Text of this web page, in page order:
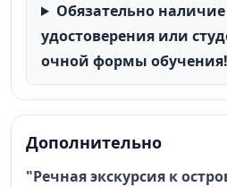
Обязательно
удостоверения или
очной формы обучения!
Дополнительно
"Речная экскурсия к